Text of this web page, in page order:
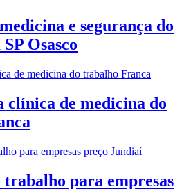
e segurança do
Osasco
clínica de medicina do
para empresas